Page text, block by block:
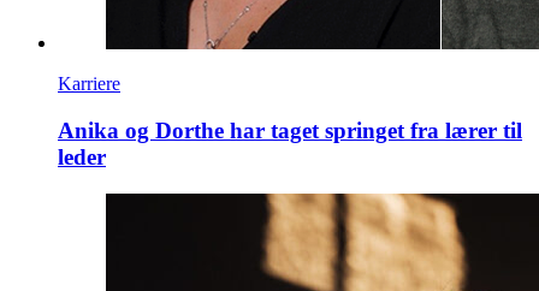
Karriere
Anika og Dorthe har taget springet fra lærer til
leder